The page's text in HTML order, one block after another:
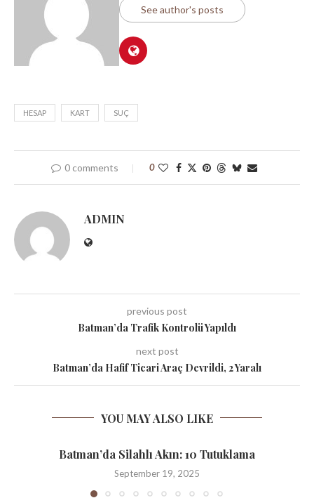
See author's posts
HESAP KART SUÇ
0 comments 0
ADMIN
previous post
Batman’da Trafik Kontrolü Yapıldı
next post
Batman’da Hafif Ticari Araç Devrildi, 2 Yaralı
YOU MAY ALSO LIKE
Batman’da Silahlı Akın: 10 Tutuklama
September 19, 2025